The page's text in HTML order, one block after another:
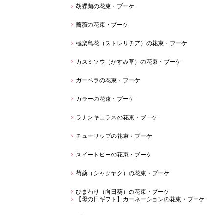
胡蝶蘭の花束・ブーケ
薔薇の花束・ブーケ
極楽鳥花（ストレリチア）の花束・ブーケ
カスミソウ（かすみ草）の花束・ブーケ
ガーベラの花束・ブーケ
カラーの花束・ブーケ
ラナンキュラスの花束・ブーケ
チューリップの花束・ブーケ
スイートピーの花束・ブーケ
芍薬（シャクヤク）の花束・ブーケ
ひまわり（向日葵）の花束・ブーケ
【母の日ギフト】カーネーションの花束・ブーケ